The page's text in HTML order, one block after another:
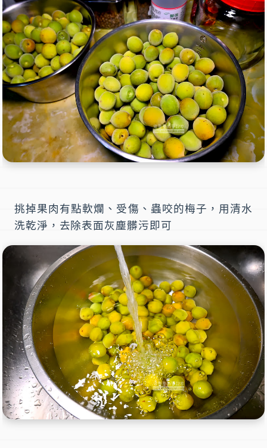
挑掉果肉有點軟爛、受傷、蟲咬的梅子，用清水
洗乾淨，去除表面灰塵髒污即可